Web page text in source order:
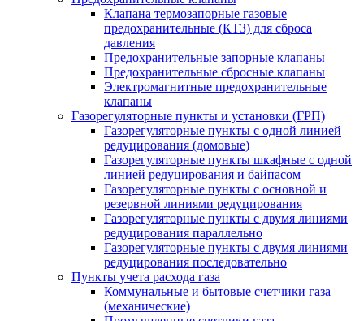
Клапана термозапорные газовые
предохранительные (КТЗ) для сброса
давления
Предохранительные запорные клапаны
Предохранительные сбросные клапаны
Электромагнитные предохранительные
клапаны
Газорегуляторные пункты и установки (ГРП)
Газорегуляторные пункты с одной линией
редуцирования (домовые)
Газорегуляторные пункты шкафные с одной
линией редуцирования и байпасом
Газорегуляторные пункты с основной и
резервной линиями редуцирования
Газорегуляторные пункты с двумя линиями
редуцирования параллельно
Газорегуляторные пункты с двумя линиями
редуцирования последовательно
Пункты учета расхода газа
Коммунальные и бытовые счетчики газа
(механические)